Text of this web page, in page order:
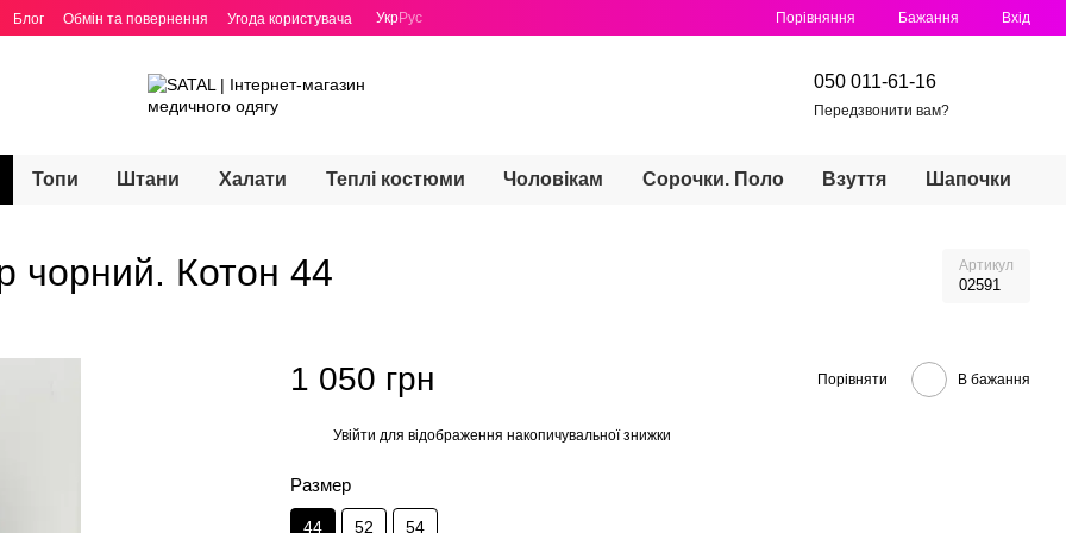
Блог Обмін та повернення Угода користувача УкрРус Порівняння Бажання Вхід
050 011-61-16
Передзвонити вам?
Топи Штани Халати Теплі костюми Чоловікам Сорочки. Поло Взуття Шапочки
чорний. Котон 44 Артикул
02591
1 050 грн Порівняти В бажання
Увійти для відображення накопичувальної знижки
Размер
44 52 54